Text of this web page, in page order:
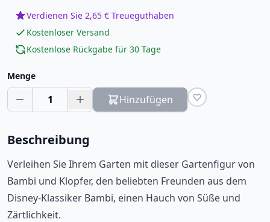
Verdienen Sie 2,65 € Treueguthaben
Kostenloser Versand
Kostenlose Rückgabe für 30 Tage
Menge
1 Hinzufügen
Beschreibung
Verleihen Sie Ihrem Garten mit dieser Gartenfigur von
Bambi und Klopfer, den beliebten Freunden aus dem
Disney-Klassiker Bambi, einen Hauch von Süße und
Zärtlichkeit.